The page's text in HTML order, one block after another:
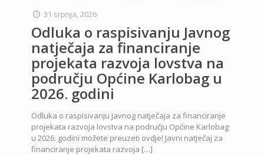
31 srpnja, 2026
Odluka o raspisivanju Javnog
natječaja za financiranje
projekata razvoja lovstva na
području Općine Karlobag u
2026. godini
Odluka o raspisivanju Javnog natječaja za financiranje
projekata razvoja lovstva na području Općine Karlobag
u 2026. godini možete preuzeti ovdje! Javni natječaj za
financiranje projekata razvoja […]